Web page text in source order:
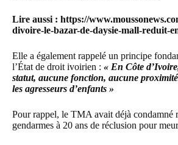
Lire aussi : https://
divoire-le-bazar-de-daysie-mall-reduit-
Elle a également rappelé un principe
l’État de droit ivoirien : « En Côte
statut, aucune fonction, aucune
les agresseurs d’enfants »
Pour rappel, le TMA avait déjà condamné
gendarmes à 20 ans de réclusion pour